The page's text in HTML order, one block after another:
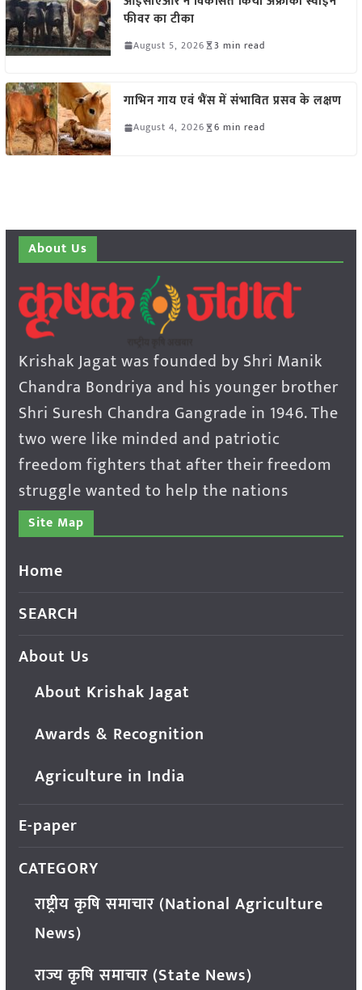
फीवर का टीका
August 5, 2026 3 min read
गाभिन गाय एवं भैंस में संभावित प्रसव के लक्षण
August 4, 2026 6 min read
About Us
Krishak Jagat was founded by Shri Manik
Chandra Bondriya and his younger brother
Shri Suresh Chandra Gangrade in 1946. The
two were like minded and patriotic
freedom fighters that after their freedom
struggle wanted to help the nations
Site Map
Home
SEARCH
About Us
About Krishak Jagat
Awards & Recognition
Agriculture in India
E-paper
CATEGORY
राष्ट्रीय कृषि समाचार (National Agriculture
News)
राज्य कृषि समाचार (State News)